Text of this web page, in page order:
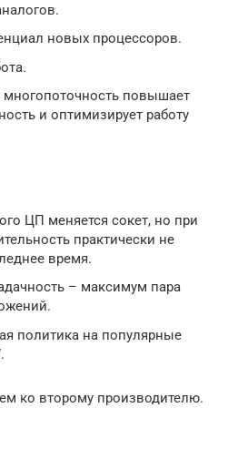
новых процессоров.
многопоточность повышает
и оптимизирует работу
ЦП меняется сокет, но при
практически не
время.
– максимум пара
политика на популярные
ко второму производителю.